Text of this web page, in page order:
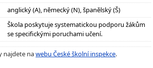
anglický (A), německý (N), španělský (Š)
Škola poskytuje systematickou podporu žákům
se specifickými poruchami učení.
najdete nawebu České školní inspekce.